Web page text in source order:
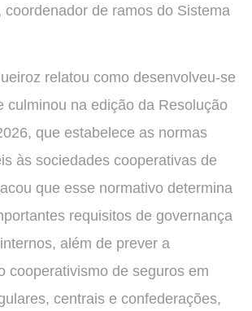
coordenador de ramos do Sistema
relatou como desenvolveu-se
culminou na edição da Resolução
que estabelece as normas
às sociedades cooperativas de
que esse normativo determina
requisitos de governança
além de prever a
cooperativismo de seguros em
centrais e confederações,